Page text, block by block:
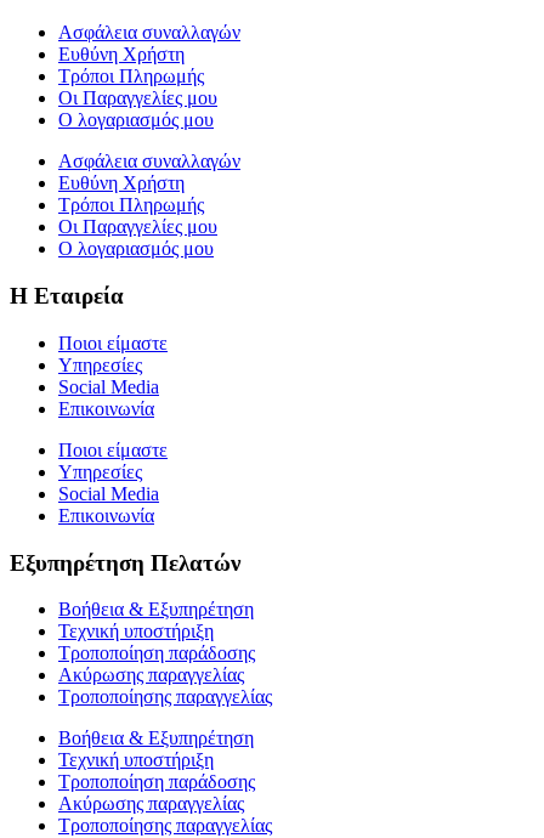
Ασφάλεια συναλλαγών
Ευθύνη Χρήστη
Τρόποι Πληρωμής
Οι Παραγγελίες μου
Ο λογαριασμός μου
Ασφάλεια συναλλαγών
Ευθύνη Χρήστη
Τρόποι Πληρωμής
Οι Παραγγελίες μου
Ο λογαριασμός μου
Η Εταιρεία
Ποιοι είμαστε
Υπηρεσίες
Social Media
Επικοινωνία
Ποιοι είμαστε
Υπηρεσίες
Social Media
Επικοινωνία
Εξυπηρέτηση Πελατών
Βοήθεια & Εξυπηρέτηση
Τεχνική υποστήριξη
Τροποποίηση παράδοσης
Ακύρωσης παραγγελίας
Τροποποίησης παραγγελίας
Βοήθεια & Εξυπηρέτηση
Τεχνική υποστήριξη
Τροποποίηση παράδοσης
Ακύρωσης παραγγελίας
Τροποποίησης παραγγελίας